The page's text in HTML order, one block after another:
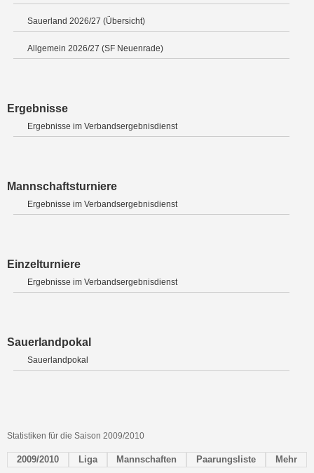
Sauerland 2026/27 (Übersicht)
Allgemein 2026/27 (SF Neuenrade)
Ergebnisse
Ergebnisse im Verbandsergebnisdienst
Mannschaftsturniere
Ergebnisse im Verbandsergebnisdienst
Einzelturniere
Ergebnisse im Verbandsergebnisdienst
Sauerlandpokal
Sauerlandpokal
Statistiken für die Saison 2009/2010
2009/2010 Liga Mannschaften Paarungsliste Mehr